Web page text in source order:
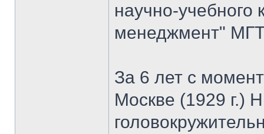
научно-
менеджмент"
За 6 лет с
Москве (1929 г.)